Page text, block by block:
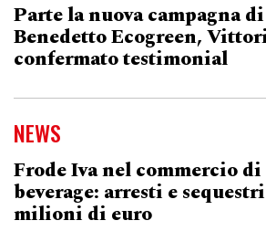
Parte la nuova campagna
Benedetto Ecogreen,
confermato testimonial
NEWS
Frode Iva nel commercio
beverage: arresti e
milioni di euro